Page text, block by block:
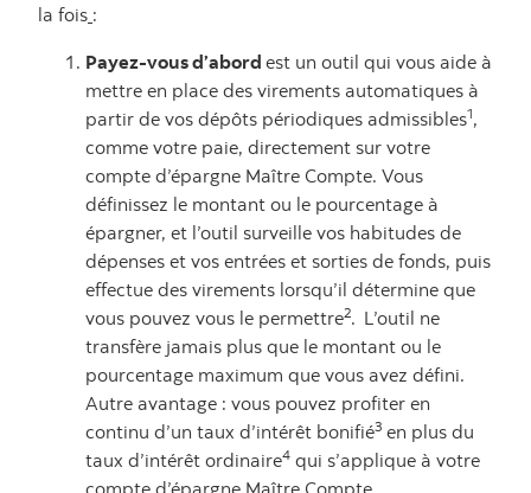
la fois :
Payez-vous d’abord est un outil qui vous aide à
mettre en place des virements automatiques à
partir de vos dépôts périodiques admissibles1,
comme votre paie, directement sur votre
compte d’épargne Maître Compte. Vous
définissez le montant ou le pourcentage à
épargner, et l’outil surveille vos habitudes de
dépenses et vos entrées et sorties de fonds, puis
effectue des virements lorsqu’il détermine que
vous pouvez vous le permettre2. L’outil ne
transfère jamais plus que le montant ou le
pourcentage maximum que vous avez défini.
Autre avantage : vous pouvez profiter en
continu d’un taux d’intérêt bonifié3 en plus du
taux d’intérêt ordinaire4 qui s’applique à votre
compte d’épargne Maître Compte.